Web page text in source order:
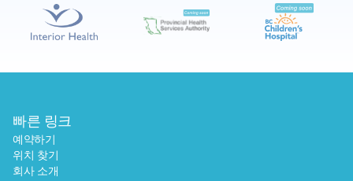
빠른 링크
예약하기
위치 찾기
회사 소개